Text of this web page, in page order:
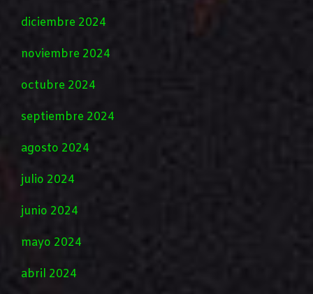
diciembre 2024
noviembre 2024
octubre 2024
septiembre 2024
agosto 2024
julio 2024
junio 2024
mayo 2024
abril 2024